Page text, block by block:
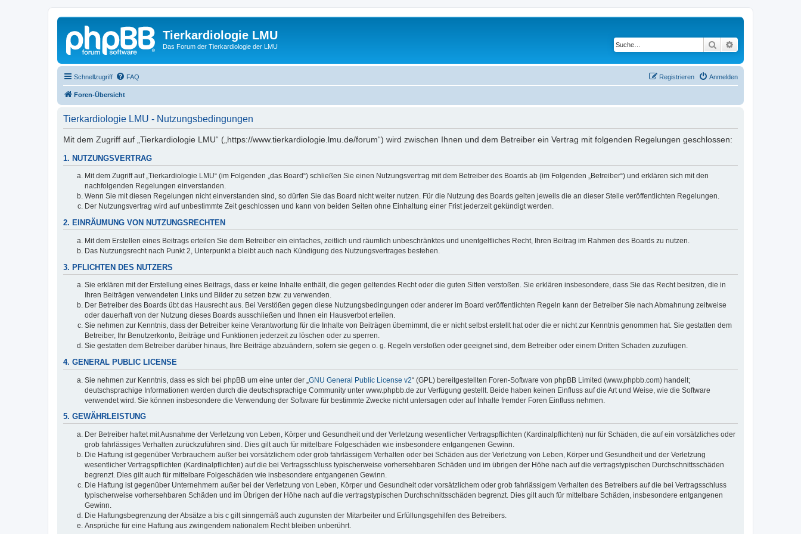
Tierkardiologie LMU
Das Forum der Tierkardiologie der LMU Suche
Schnellzugriff FAQ Anmelden
Registrieren
Foren-Übersicht
Tierkardiologie LMU - Nutzungsbedingungen
Mit dem Zugriff auf „Tierkardiologie LMU“ („https://www.tierkardiologie.lmu.de/forum“) wird zwischen Ihnen und dem Betreiber ein Vertrag mit folgenden Regelungen geschlossen:
1. NUTZUNGSVERTRAG
Mit dem Zugriff auf „Tierkardiologie LMU“ (im Folgenden „das Board“) schließen Sie einen Nutzungsvertrag mit dem Betreiber des Boards ab (im Folgenden „Betreiber“) und erklären sich mit den
nachfolgenden Regelungen einverstanden.
Wenn Sie mit diesen Regelungen nicht einverstanden sind, so dürfen Sie das Board nicht weiter nutzen. Für die Nutzung des Boards gelten jeweils die an dieser Stelle veröffentlichten Regelungen.
Der Nutzungsvertrag wird auf unbestimmte Zeit geschlossen und kann von beiden Seiten ohne Einhaltung einer Frist jederzeit gekündigt werden.
2. EINRÄUMUNG VON NUTZUNGSRECHTEN
Mit dem Erstellen eines Beitrags erteilen Sie dem Betreiber ein einfaches, zeitlich und räumlich unbeschränktes und unentgeltliches Recht, Ihren Beitrag im Rahmen des Boards zu nutzen.
Das Nutzungsrecht nach Punkt 2, Unterpunkt a bleibt auch nach Kündigung des Nutzungsvertrages bestehen.
3. PFLICHTEN DES NUTZERS
Sie erklären mit der Erstellung eines Beitrags, dass er keine Inhalte enthält, die gegen geltendes Recht oder die guten Sitten verstoßen. Sie erklären insbesondere, dass Sie das Recht besitzen, die in
Ihren Beiträgen verwendeten Links und Bilder zu setzen bzw. zu verwenden.
Der Betreiber des Boards übt das Hausrecht aus. Bei Verstößen gegen diese Nutzungsbedingungen oder anderer im Board veröffentlichten Regeln kann der Betreiber Sie nach Abmahnung zeitweise
oder dauerhaft von der Nutzung dieses Boards ausschließen und Ihnen ein Hausverbot erteilen.
Sie nehmen zur Kenntnis, dass der Betreiber keine Verantwortung für die Inhalte von Beiträgen übernimmt, die er nicht selbst erstellt hat oder die er nicht zur Kenntnis genommen hat. Sie gestatten dem
Betreiber, Ihr Benutzerkonto, Beiträge und Funktionen jederzeit zu löschen oder zu sperren.
Sie gestatten dem Betreiber darüber hinaus, Ihre Beiträge abzuändern, sofern sie gegen o. g. Regeln verstoßen oder geeignet sind, dem Betreiber oder einem Dritten Schaden zuzufügen.
4. GENERAL PUBLIC LICENSE
Sie nehmen zur Kenntnis, dass es sich bei phpBB um eine unter der „ GNU General Public License v2“ (GPL) bereitgestellten Foren-Software von phpBB Limited (www.phpbb.com) handelt;
deutschsprachige Informationen werden durch die deutschsprachige Community unter www.phpbb.de zur Verfügung gestellt. Beide haben keinen Einfluss auf die Art und Weise, wie die Software
verwendet wird. Sie können insbesondere die Verwendung der Software für bestimmte Zwecke nicht untersagen oder auf Inhalte fremder Foren Einfluss nehmen.
5. GEWÄHRLEISTUNG
Der Betreiber haftet mit Ausnahme der Verletzung von Leben, Körper und Gesundheit und der Verletzung wesentlicher Vertragspflichten (Kardinalpflichten) nur für Schäden, die auf ein vorsätzliches oder
grob fahrlässiges Verhalten zurückzuführen sind. Dies gilt auch für mittelbare Folgeschäden wie insbesondere entgangenen Gewinn.
Die Haftung ist gegenüber Verbrauchern außer bei vorsätzlichem oder grob fahrlässigem Verhalten oder bei Schäden aus der Verletzung von Leben, Körper und Gesundheit und der Verletzung
wesentlicher Vertragspflichten (Kardinalpflichten) auf die bei Vertragsschluss typischerweise vorhersehbaren Schäden und im übrigen der Höhe nach auf die vertragstypischen Durchschnittsschäden
begrenzt. Dies gilt auch für mittelbare Folgeschäden wie insbesondere entgangenen Gewinn.
Die Haftung ist gegenüber Unternehmern außer bei der Verletzung von Leben, Körper und Gesundheit oder vorsätzlichem oder grob fahrlässigem Verhalten des Betreibers auf die bei Vertragsschluss
typischerweise vorhersehbaren Schäden und im Übrigen der Höhe nach auf die vertragstypischen Durchschnittsschäden begrenzt. Dies gilt auch für mittelbare Schäden, insbesondere entgangenen
Gewinn.
Die Haftungsbegrenzung der Absätze a bis c gilt sinngemäß auch zugunsten der Mitarbeiter und Erfüllungsgehilfen des Betreibers.
Ansprüche für eine Haftung aus zwingendem nationalem Recht bleiben unberührt.